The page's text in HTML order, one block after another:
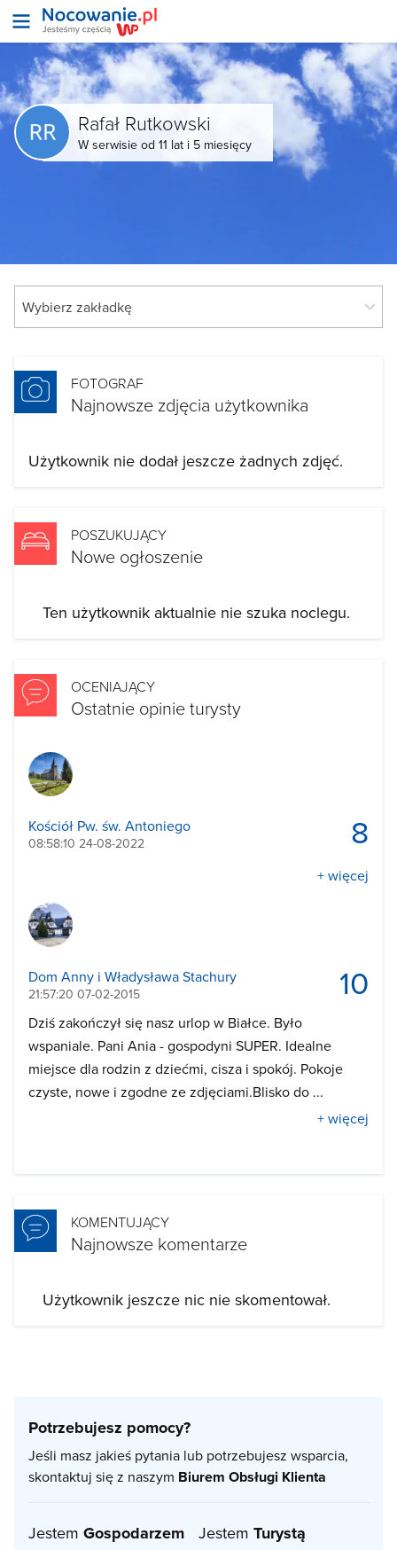
Rafał Rutkowski
W serwisie od 11 lat i 5 miesięcy
FOTOGRAF
Najnowsze zdjęcia użytkownika
Użytkownik nie dodał jeszcze żadnych zdjęć.
POSZUKUJĄCY
Nowe ogłoszenie
Ten użytkownik aktualnie nie szuka noclegu.
OCENIAJĄCY
Ostatnie opinie turysty
8
Kościół Pw. św. Antoniego
08:58:10 24-08-2022
+ więcej
10
Dom Anny i Władysława Stachury
21:57:20 07-02-2015
Dziś zakończył się nasz urlop w Białce. Było
wspaniale. Pani Ania - gospodyni SUPER. Idealne
miejsce dla rodzin z dziećmi, cisza i spokój. Pokoje
czyste, nowe i zgodne ze zdjęciami.Blisko do ...
+ więcej
KOMENTUJĄCY
Najnowsze komentarze
Użytkownik jeszcze nic nie skomentował.
Potrzebujesz pomocy?
Jeśli masz jakieś pytania lub potrzebujesz wsparcia,
skontaktuj się z naszym Biurem Obsługi Klienta
Jestem Gospodarzem Jestem Turystą